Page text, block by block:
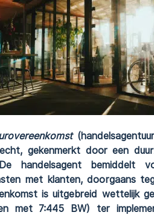
gekenmerkt door een
De handelsagent
met klanten, doorgaans
is uitgebreid wettelijk
met 7:445 BW) ter